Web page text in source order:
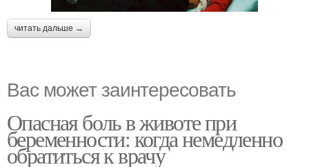
читать дальше →
Вас может заинтересовать
Опасная боль в животе при
беременности: когда немедленно
обратиться к врачу